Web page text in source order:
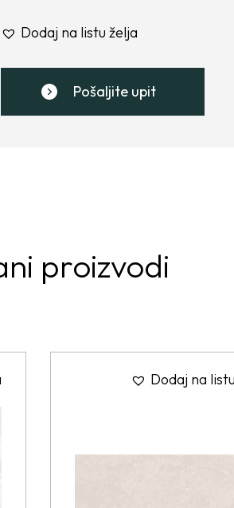
Dodaj na listu želja
Pošaljite upit
proizvodi
Dodaj na